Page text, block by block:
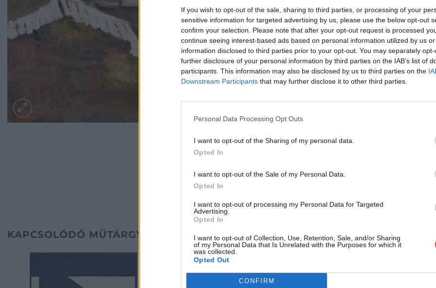
If you wish to opt-out of the sale, sharing to third parties, or processing of your
sensitive information for targeted advertising by us, please use the below opt-out
confirm your selection. Please note that after your opt-out request is processed
continue seeing interest-based ads based on personal information utilized by us
information disclosed to third parties prior to your opt-out. You may separately
further disclosure of your personal information by third parties on the IAB’s list of
participants. This information may also be disclosed by us to third parties on the
Downstream Participants that may further disclose it to other third parties.
Personal Data Processing Opt Outs
I want to opt-out of the Sharing of my personal data.
Opted In
I want to opt-out of the Sale of my Personal Data.
Opted In
I want to opt-out of processing my Personal Data for Targeted
Advertising.
Opted In
I want to opt-out of Collection, Use, Retention, Sale, and/or Sharing
of my Personal Data that Is Unrelated with the Purposes for which it
was collected.
Opted Out
CONFIRM
Tételszám: 66
Eladó adatai
Eladó:
Cím: Törő
Biksady
GALÉRIA TOVÁBBI MŰTÁRGYAI
KAPCSOLÓDÓ MŰTÁRGYAK